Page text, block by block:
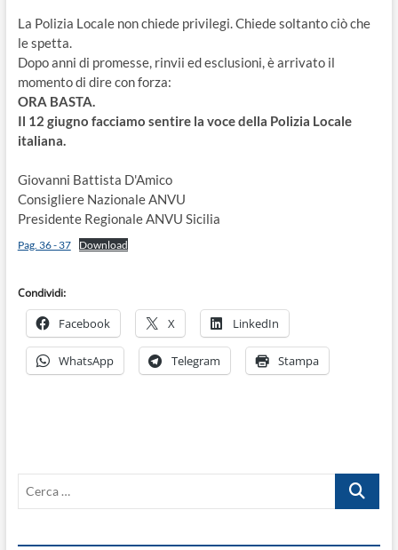
La Polizia Locale non chiede privilegi. Chiede soltanto ciò che
le spetta.
Dopo anni di promesse, rinvii ed esclusioni, è arrivato il
momento di dire con forza:
ORA BASTA.
Il 12 giugno facciamo sentire la voce della Polizia Locale
italiana.
Giovanni Battista D'Amico
Consigliere Nazionale ANVU
Presidente Regionale ANVU Sicilia
Pag. 36 - 37 Download
Condividi:
Facebook X LinkedIn
WhatsApp Telegram Stampa
Cerca